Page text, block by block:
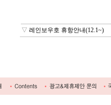
▽ 레인보우호 휴항안내(12.1~)